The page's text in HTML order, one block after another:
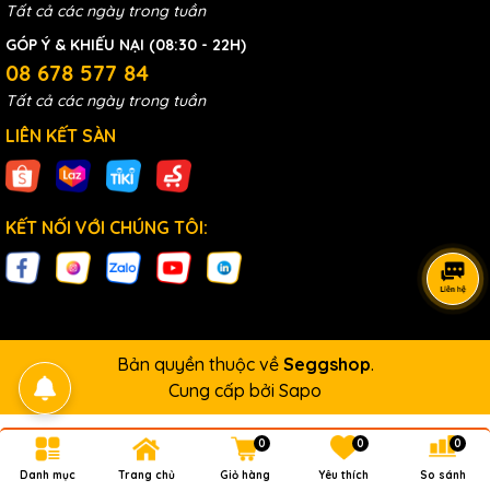
Tất cả các ngày trong tuần
GÓP Ý & KHIẾU NẠI (08:30 - 22H)
08 678 577 84
Tất cả các ngày trong tuần
LIÊN KẾT SÀN
KẾT NỐI VỚI CHÚNG TÔI:
Bản quyền thuộc về Seggshop.
Cung cấp bởi Sapo
Danh mục Trang chủ Giỏ hàng
0
Yêu thích
0
So sánh
0